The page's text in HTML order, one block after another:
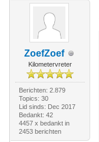
ZoefZoef
Kilometervreter
Berichten: 2.879
Topics: 30
Lid sinds: Dec 2017
Bedankt: 42
4457 x bedankt in
2453 berichten